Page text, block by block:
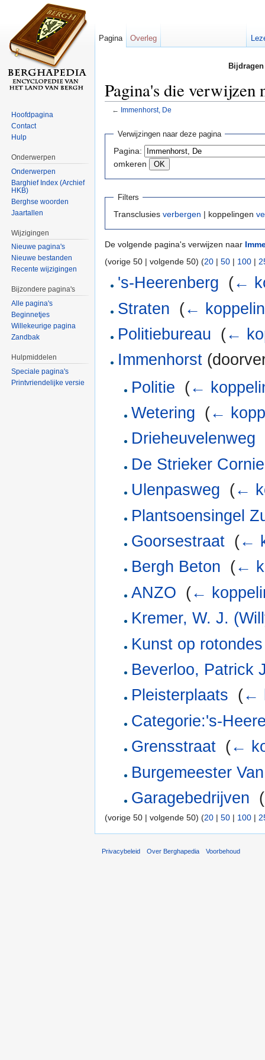
Pagina's die verwijzen
← Immenhorst, De
Verwijzingen naar deze pagina
Pagina:
omkeren
Filters
Transclusies verbergen | koppelingen
De volgende pagina's verwijzen naar
(vorige 50 | volgende 50) (20 | 50 | 100 |
's-Heerenberg (←
Straten (←
Politiebureau (←
Immenhorst
Politie (←
Wetering (←
Drieheuvelenweg
De Strieker
Ulenpasweg (←
Plantsoensingel
Goorsestraat‎ (←
Bergh Beton (←
ANZO (←
Kremer, W. J.
Kunst op rotondes
Beverloo, Patrick
Pleisterplaats (←
Categorie:'s-
Grensstraat‎ (←
Burgemeester
Garagebedrijven (
(vorige 50 | volgende 50) (20 | 50 | 100 |
Pagina Overleg
Hoofdpagina
Contact
Hulp
Onderwerpen
Onderwerpen
Barghief Index (Archief
HKB)
Berghse woorden
Jaartallen
Wijzigingen
Nieuwe pagina's
Nieuwe bestanden
Recente wijzigingen
Bijzondere pagina's
Alle pagina's
Beginnetjes
Willekeurige pagina
Zandbak
Hulpmiddelen
Speciale pagina's
Printvriendelijke versie
Privacybeleid Over Berghapedia Voorbehoud